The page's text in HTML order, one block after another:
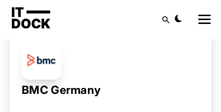
Startseite Anbieter finden
BMC Germany